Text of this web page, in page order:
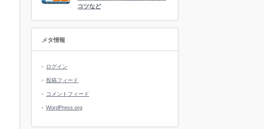
コツなど
メタ情報
ログイン
投稿フィード
コメントフィード
WordPress.org